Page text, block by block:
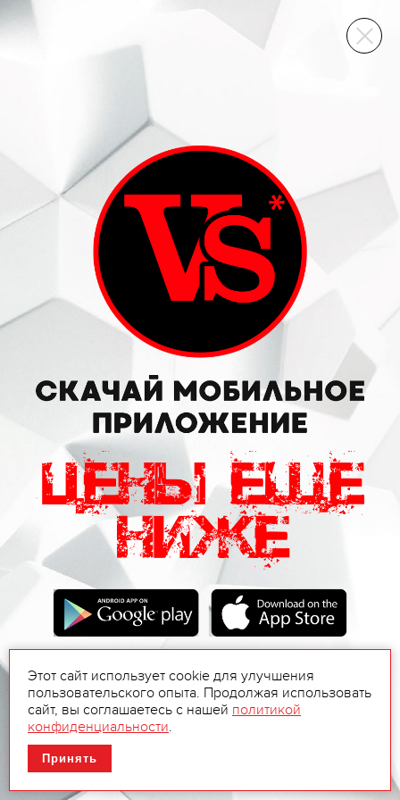
ВИННЫЙ СКЛАД
Этот сайт использует cookie для улучшения
пользовательского опыта. Продолжая использовать
сайт, вы соглашаетесь с нашей политикой
конфиденциальности.
Принять